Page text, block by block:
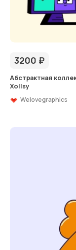
3200 ₽
Абстрактная
Xollsy
Welovegraphics